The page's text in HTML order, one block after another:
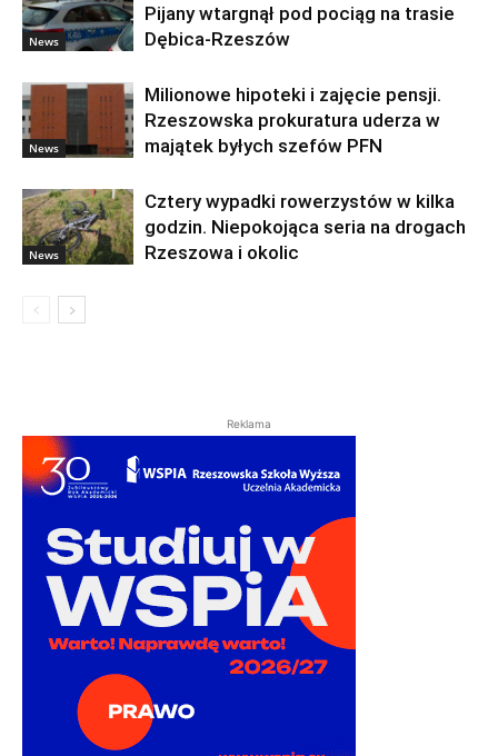
News
Pijany wtargnął pod pociąg na trasie
Dębica-Rzeszów
News
Milionowe hipoteki i zajęcie pensji.
Rzeszowska prokuratura uderza w
majątek byłych szefów PFN
News
Cztery wypadki rowerzystów w kilka
godzin. Niepokojąca seria na drogach
Rzeszowa i okolic
Reklama